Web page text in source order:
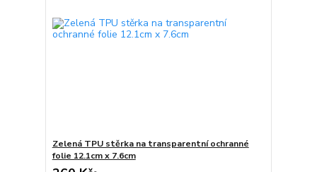
Zelená TPU stěrka na transparentní ochranné
folie 12.1cm x 7.6cm